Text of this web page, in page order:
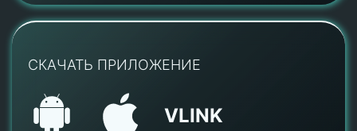
СКАЧАТЬ ПРИЛОЖЕНИЕ
VLINK